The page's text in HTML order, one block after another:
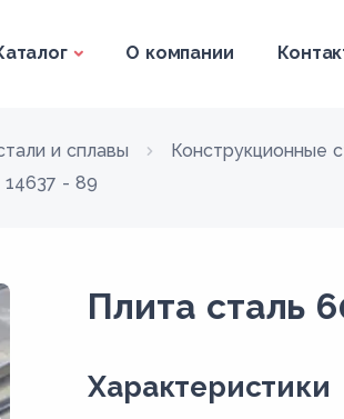
О компании
и сплавы Конструкционные
14637 - 89
Плита сталь
Xарактеристики